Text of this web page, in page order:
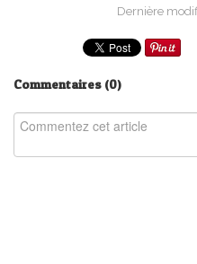
Dernière
Commentaires (0)